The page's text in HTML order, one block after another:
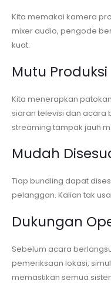
Kita memakai kamera
mixer audio, pengode
kuat.
Mutu Produksi
Kita menerapkan
siaran televisi dan acara
streaming tampak jauh
Mudah
Tiap bundling dapat
pelanggan. Kalian tak
Dukungan
Sebelum acara
pemeriksaan lokasi,
memastikan semua